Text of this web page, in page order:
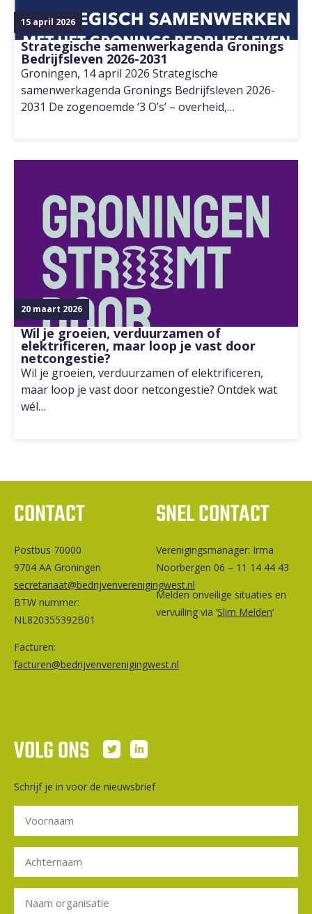
15 april 2026
Strategische samenwerkagenda Gronings
Bedrijfsleven 2026-2031
Groningen, 14 april 2026 Strategische
samenwerkagenda Gronings Bedrijfsleven 2026-
2031 De zogenoemde ‘3 O’s’ – overheid,…
20 maart 2026
Wil je groeien, verduurzamen of
elektrificeren, maar loop je vast door
netcongestie?
Wil je groeien, verduurzamen of elektrificeren,
maar loop je vast door netcongestie? Ontdek wat
wél…
CONTACT
Postbus 70000
9704 AA Groningen
secretariaat@bedrijvenverenigingwest.nl
BTW nummer:
NL820355392B01
Facturen:
facturen@bedrijvenverenigingwest.nl
SNEL CONTACT
Ver­e­ni­gings­ma­na­ger: Irma
Noorbergen 06 – 11 14 44 43
Melden onveilige situaties en
vervuiling via ‘Slim Melden‘
VOLG ONS
Schrijf je in voor de nieuwsbrief